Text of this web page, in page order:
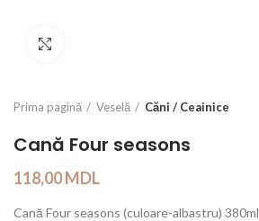
Prima pagină Veselă Căni / Ceainice
Cană Four seasons
118,00MDL
Cană Four seasons (culoare-albastru) 380ml